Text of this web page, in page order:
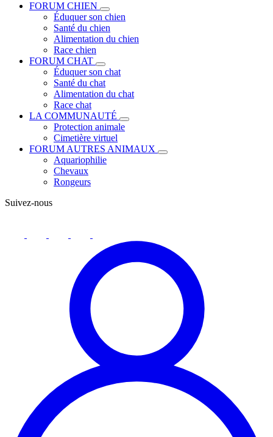
FORUM CHIEN
Éduquer son chien
Santé du chien
Alimentation du chien
Race chien
FORUM CHAT
Éduquer son chat
Santé du chat
Alimentation du chat
Race chat
LA COMMUNAUTÉ
Protection animale
Cimetière virtuel
FORUM AUTRES ANIMAUX
Aquariophilie
Chevaux
Rongeurs
Suivez-nous